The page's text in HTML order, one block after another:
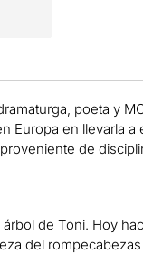
poeta y
Europa en llevarla a
proveniente de
de Toni. Hoy
del